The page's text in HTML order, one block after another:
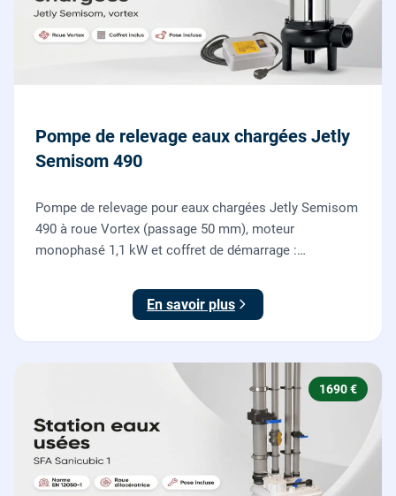
Pompe de relevage eaux chargées Jetly
Semisom 490
Pompe de relevage pour eaux chargées Jetly Semisom
490 à roue Vortex (passage 50 mm), moteur
monophasé 1,1 kW et coffret de démarrage :
fournie et posée par nos plombiers.
En savoir plus
1690 €